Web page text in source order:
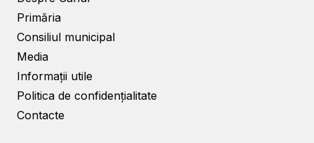
Primăria
Consiliul municipal
Media
Informații utile
Politica de confidențialitate
Contacte